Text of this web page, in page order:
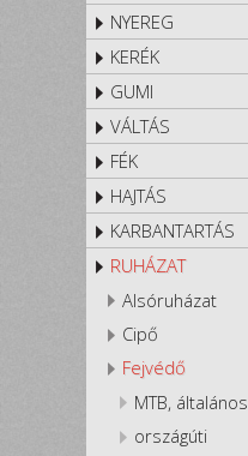
NYEREG
KERÉK
GUMI
VÁLTÁS
FÉK
HAJTÁS
KARBANTARTÁS
RUHÁZAT
Alsóruházat
Cipő
Fejvédő
MTB, általános
országúti